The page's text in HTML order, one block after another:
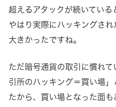
超えるアタックが続いている
やはり実際にハッキングさ
大きかったですね。
ただ暗号通貨の取引に慣れ
引所のハッキング＝買い場
たから、買い場となった面も